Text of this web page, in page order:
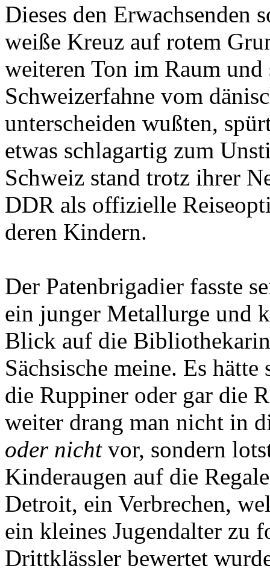
Dieses den
weiße Kreuz auf rotem
weiteren Ton im Raum
Schweizerfahne vom
unterscheiden wußten,
etwas schlagartig zum
Schweiz stand trotz ihrer
DDR als offizielle
deren Kindern.
Der Patenbrigadier fasste
ein junger Metallurge und
Blick auf die
Sächsische meine. Es
die Ruppiner oder gar die
weiter drang man nicht in
oder nichtvor, sondern
Kinderaugen auf die
Detroit, ein Verbrechen,
ein kleines Jugendalter zu
Drittklässler bewertet